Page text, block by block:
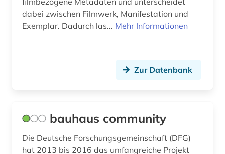
logo (1)
mainfranken-theater würzburg (1)
malaiisch (1)
dabei zwischen Filmwerk, Manifestation und
Exemplar. Dadurch las... Mehr Informationen
Zur Datenbank
bauhaus community
Die Deutsche Forschungsgemeinschaft (DFG)
hat 2013 bis 2016 das umfangreiche Projekt